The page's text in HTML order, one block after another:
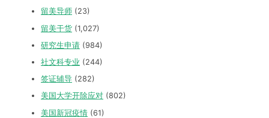
留美导师 (23)
留美干货 (1,027)
研究生申请 (984)
社文科专业 (244)
签证辅导 (282)
美国大学开除应对 (802)
美国新冠疫情 (61)